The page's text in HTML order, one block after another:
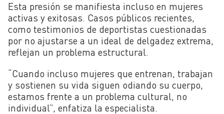
Esta presión se manifiesta incluso en mujeres
activas y exitosas. Casos públicos recientes,
como testimonios de deportistas cuestionadas
por no ajustarse a un ideal de delgadez extrema,
reflejan un problema estructural.
“Cuando incluso mujeres que entrenan, trabajan
y sostienen su vida siguen odiando su cuerpo,
estamos frente a un problema cultural, no
individual”, enfatiza la especialista.